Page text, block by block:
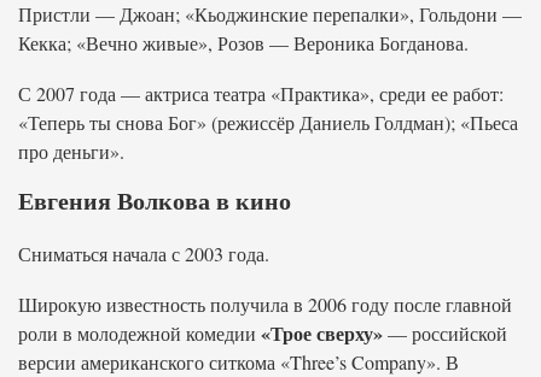
Пристли — Джоан; «Кьоджинские перепалки», Гольдони —
Кекка; «Вечно живые», Розов — Вероника Богданова.
С 2007 года — актриса театра «Практика», среди ее работ:
«Теперь ты снова Бог» (режиссёр Даниель Голдман); «Пьеса
про деньги».
Евгения Волкова в кино
Сниматься начала с 2003 года.
Широкую известность получила в 2006 году после главной
роли в молодежной комедии «Трое сверху»— российской
версии американского ситкома «Three’s Company». В